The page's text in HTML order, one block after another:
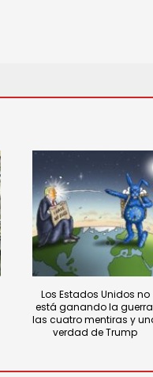
Los Estados Unidos no
está ganando la
las cuatro mentiras y
verdad de Trump